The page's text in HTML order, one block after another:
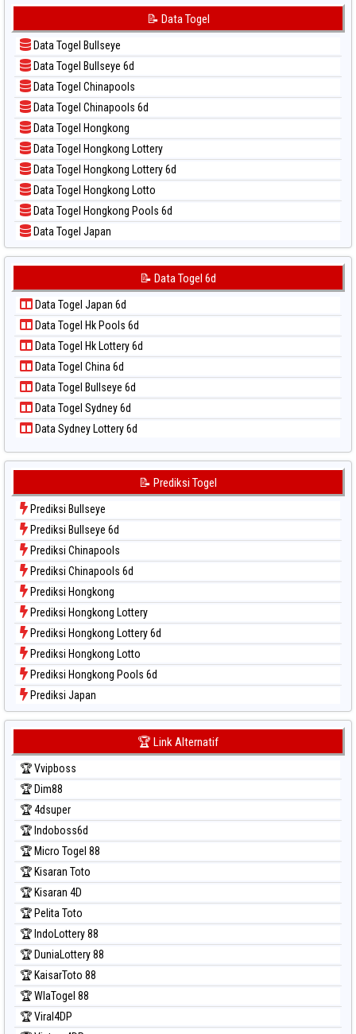
📊 Statistik Sydney Pools 6d
📊 Statistik Taipei
📊 Statistik Taiwan
📝 Pola Dasar Kuda Lari
📝 Pola Dasar Magnum Cambodia
📝 Pola Dasar Nagoya
📝 Pola Dasar North Carolina Day
📝 Pola Dasar Pcso
📝 Pola Dasar Sao Paulo
📝 Pola Dasar Singapore
📝 Pola Dasar Sydney
📝 Pola Dasar Sydney Lottery
📝 Pola Dasar Sydney Lottery 6d
📝 Pola Dasar Sydney Lotto
📝 Pola Dasar Taiwan
📝 Data Togel
Data Togel Bullseye
Data Togel Bullseye 6d
Data Togel Chinapools
Data Togel Chinapools 6d
Data Togel Hongkong
Data Togel Hongkong Lottery
Data Togel Hongkong Lottery 6d
Data Togel Hongkong Lotto
Data Togel Hongkong Pools 6d
Data Togel Japan
Data Togel Japan 6d
Data Togel Kuda Lari
Data Togel Magnum Cambodia
Data Togel Nagoya
Data Togel North Carolina Day
Data Togel Pcso
Data Togel Sao Paulo
Data Togel Singapore
Data Togel Sydney
Data Togel Sydney Lottery
Data Togel Sydney Lottery 6d
Data Togel Sydney Lotto
Data Togel Sydney Pools 6d
Data Togel Taipei
Data Togel Taiwan
📝 Data Togel 6d
Data Togel Japan 6d
Data Togel Hk Pools 6d
Data Togel Hk Lottery 6d
Data Togel China 6d
Data Togel Bullseye 6d
Data Togel Sydney 6d
Data Sydney Lottery 6d
📝 Prediksi Togel
Prediksi Bullseye
Prediksi Bullseye 6d
Prediksi Chinapools
Prediksi Chinapools 6d
Prediksi Hongkong
Prediksi Hongkong Lottery
Prediksi Hongkong Lottery 6d
Prediksi Hongkong Lotto
Prediksi Hongkong Pools 6d
Prediksi Japan
Prediksi Japan 6d
Prediksi Kuda Lari
Prediksi Magnum Cambodia
Prediksi Nagoya
Prediksi North Carolina Day
Prediksi Pcso
Prediksi Sao Paulo
Prediksi Singapore
Prediksi Sydney
Prediksi Sydney Lottery
Prediksi Sydney Lottery 6d
Prediksi Sydney Lotto
Prediksi Sydney Pools 6d
Prediksi Taipei
Prediksi Taiwan
🏆 Link Alternatif
🏆 Vvipboss
🏆 Dim88
🏆 4dsuper
🏆 Indoboss6d
🏆 Micro Togel 88
🏆 Kisaran Toto
🏆 Kisaran 4D
🏆 Pelita Toto
🏆 IndoLottery 88
🏆 DuniaLottery 88
🏆 KaisarToto 88
🏆 WlaTogel 88
🏆 Viral4DP